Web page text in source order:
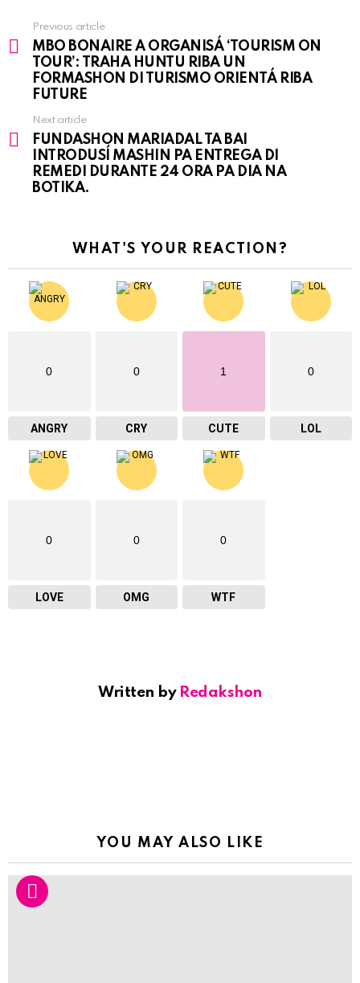
See
more
Previous article
MBO BONAIRE A ORGANISÁ ‘TOURISM ON
TOUR’: TRAHA HUNTU RIBA UN
FORMASHON DI TURISMO ORIENTÁ RIBA
FUTURE
Next article
FUNDASHON MARIADAL TA BAI
INTRODUSÍ MASHIN PA ENTREGA DI
REMEDI DURANTE 24 ORA PA DIA NA
BOTIKA.
WHAT'S YOUR REACTION?
0
ANGRY
0
CRY
1
CUTE
0
LOL
0
LOVE
0
OMG
0
WTF
Written by Redakshon
YOU MAY ALSO LIKE